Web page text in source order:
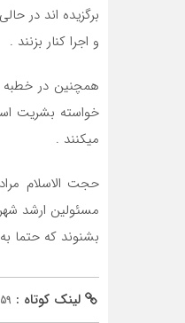
برگزیده اند در
و اجرا کنار بزنند .
همچنین در
خواسته بشریت
میکنند .
حجت الاسلام
مسئولین ارشد
بشنوند که حتما
لینک کوتاه :